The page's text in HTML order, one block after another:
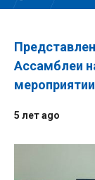
Ассамблеи
5 лет ago